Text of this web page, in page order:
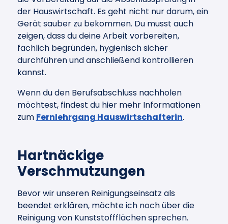
der Hauswirtschaft. Es geht nicht nur darum, ein
Gerät sauber zu bekommen. Du musst auch
zeigen, dass du deine Arbeit vorbereiten,
fachlich begründen, hygienisch sicher
durchführen und anschließend kontrollieren
kannst.
Wenn du den Berufsabschluss nachholen
möchtest, findest du hier mehr Informationen
zum Fernlehrgang Hauswirtschafterin.
Hartnäckige
Verschmutzungen
Bevor wir unseren Reinigungseinsatz als
beendet erklären, möchte ich noch über die
Reinigung von Kunststoffflächen sprechen.